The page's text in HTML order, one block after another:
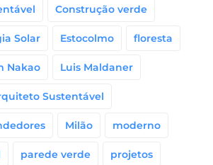
Construção verde
Solar Estocolmo floresta
Nakao Luis Maldaner
Sustentável
Milão moderno
parede verde projetos